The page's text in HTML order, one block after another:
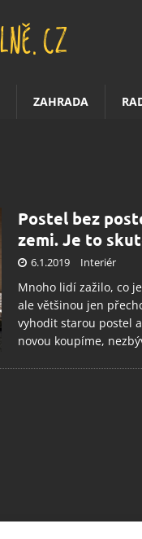
ZAHRADA
Postel bez
zemi. Je to
6.1.2019 Interiér
Mnoho lidí zažilo, co
ale většinou jen
vyhodit starou postel
novou koupíme,